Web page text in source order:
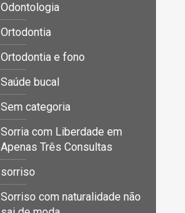
Odontologia
Ortodontia
Ortodontia e fono
Saúde bucal
Sem categoria
Sorria com Liberdade em
Apenas Três Consultas
sorriso
Sorriso com naturalidade não